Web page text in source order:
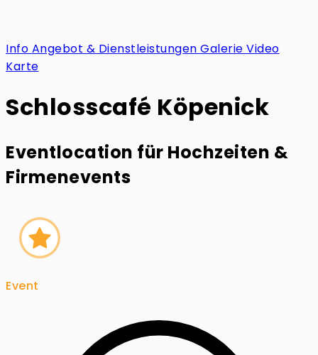
Info Angebot & Dienstleistungen Galerie Video
Karte
Schlosscafé Köpenick
Eventlocation für Hochzeiten &
Firmenevents
Event